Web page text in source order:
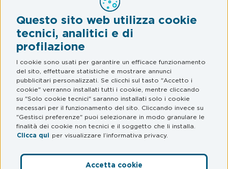
Questo sito web utilizza cookie
tecnici, analitici e di
profilazione
I cookie sono usati per garantire un efficace funzionamento
del sito, effettuare statistiche e mostrare annunci
pubblicitari personalizzati. Se clicchi sul tasto "Accetto i
cookie" verranno installati tutti i cookie, mentre cliccando
su "Solo cookie tecnici" saranno installati solo i cookie
necessari per il funzionamento del sito. Cliccando invece su
"Gestisci preferenze" puoi selezionare in modo granulare le
finalità dei cookie non tecnici e il soggetto che li installa.
Clicca qui per visualizzare l’informativa privacy.
Accetta cookie
Legal & Privacy
Termini e condizioni
Informativa privacy
Web Privacy e Cookie Policy
FAQ
Domande frequenti